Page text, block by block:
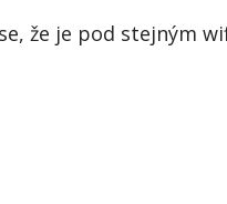
že je pod stejným